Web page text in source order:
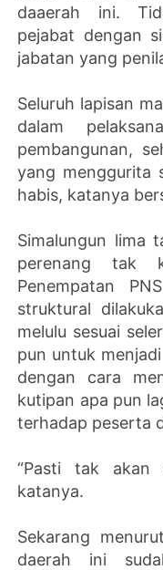
daaerah ini.
pejabat dengan
jabatan yang
Seluruh lapisan
dalam
pembangunan,
yang menggurita
habis, katanya
Simalungun lima
perenang tak
Penempatan
struktural
melulu sesuai
pun untuk
dengan cara
kutipan apa pun
terhadap peserta
“Pasti tak akan
katanya.
Sekarang
daerah ini